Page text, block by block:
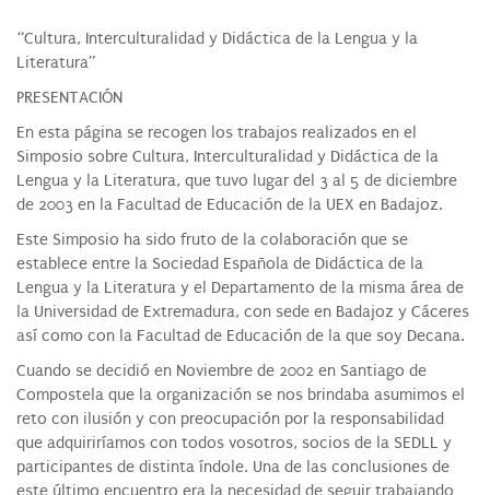
“Cultura, Interculturalidad y Didáctica de la Lengua y la
Literatura”
PRESENTACIÓN
En esta página se recogen los trabajos realizados en el
Simposio sobre Cultura, Interculturalidad y Didáctica de la
Lengua y la Literatura, que tuvo lugar del 3 al 5 de diciembre
de 2003 en la Facultad de Educación de la UEX en Badajoz.
Este Simposio ha sido fruto de la colaboración que se
establece entre la Sociedad Española de Didáctica de la
Lengua y la Literatura y el Departamento de la misma área de
la Universidad de Extremadura, con sede en Badajoz y Cáceres
así como con la Facultad de Educación de la que soy Decana.
Cuando se decidió en Noviembre de 2002 en Santiago de
Compostela que la organización se nos brindaba asumimos el
reto con ilusión y con preocupación por la responsabilidad
que adquiriríamos con todos vosotros, socios de la SEDLL y
participantes de distinta índole. Una de las conclusiones de
este último encuentro era la necesidad de seguir trabajando